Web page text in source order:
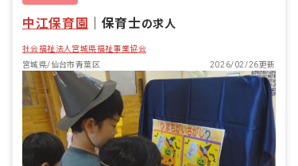
中江保育園 保育士の求人
社会福祉法人宮城県福祉事業協会
宮城県/仙台市青葉区
2026/02/26更新